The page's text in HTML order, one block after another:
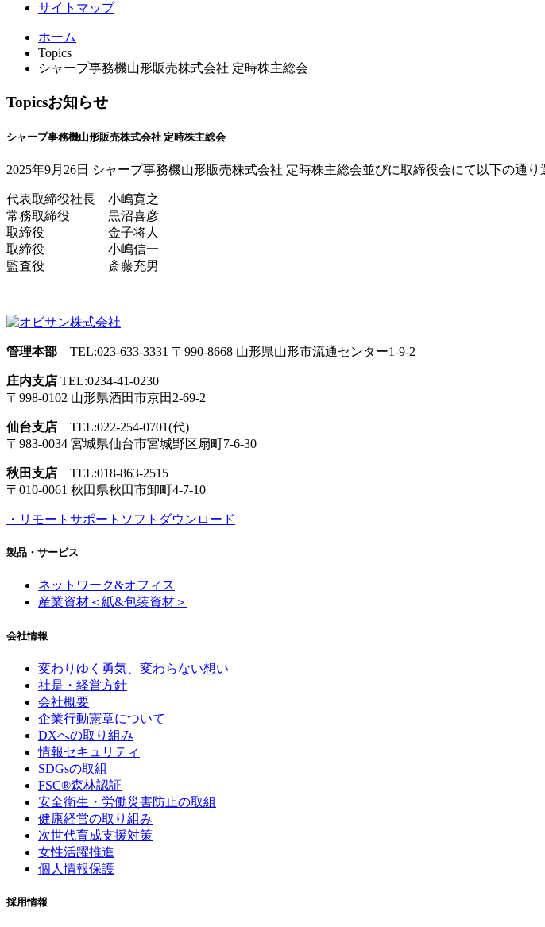
サイトマップ
ホーム
Topics
シャープ事務機山形販売株式会社 定時株主総会
Topicsお知らせ
シャープ事務機山形販売株式会社 定時株主総会
2025年9月26日 シャープ事務機山形販売株式会社 定時株主総会並びに取締役会にて以下の通り
代表取締役社長 小嶋寛之
常務取締役 黒沼喜彦
取締役 金子将人
取締役 小嶋信一
監査役 斎藤充男
管理本部 TEL:023-633-3331 〒990-8668 山形県山形市流通センター1-9-2
庄内支店 TEL:0234-41-0230
〒998-0102 山形県酒田市京田2-69-2
仙台支店 TEL:022-254-0701(代)
〒983-0034 宮城県仙台市宮城野区扇町7-6-30
秋田支店 TEL:018-863-2515
〒010-0061 秋田県秋田市卸町4-7-10
・リモートサポートソフトダウンロード
製品・サービス
ネットワーク&オフィス
産業資材＜紙&包装資材＞
会社情報
変わりゆく勇気、 変わらない想い
社是・経営方針
会社概要
企業行動憲章について
DXへの取り組み
情報セキュリティ
SDGsの取組
FSC®森林認証
安全衛生・労働災害防止の取組
健康経営の取り組み
次世代育成支援対策
女性活躍推進
個人情報保護
採用情報